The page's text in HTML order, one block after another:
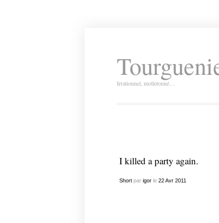
Irrationnel, molletonné…
I killed a party again.
Shortpar igorle 22 Avr 2011